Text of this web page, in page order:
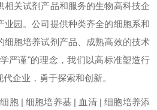
相关试剂产品和服务的生物高科技企
业园。公司提供种类齐全的细胞系和
细胞培养试剂产品、成熟高效的技术
严谨"的理念，我们以高标准塑造行
企业，勇于探索和创新。
胞 | 细胞培养基 | 血清 | 细胞培养添